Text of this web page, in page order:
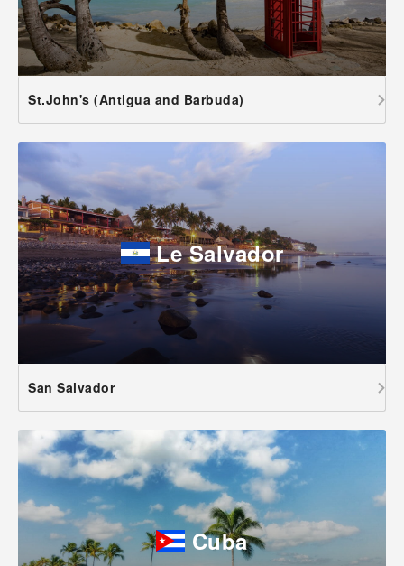
St.John's (Antigua and Barbuda)
Le Salvador
San Salvador
Cuba